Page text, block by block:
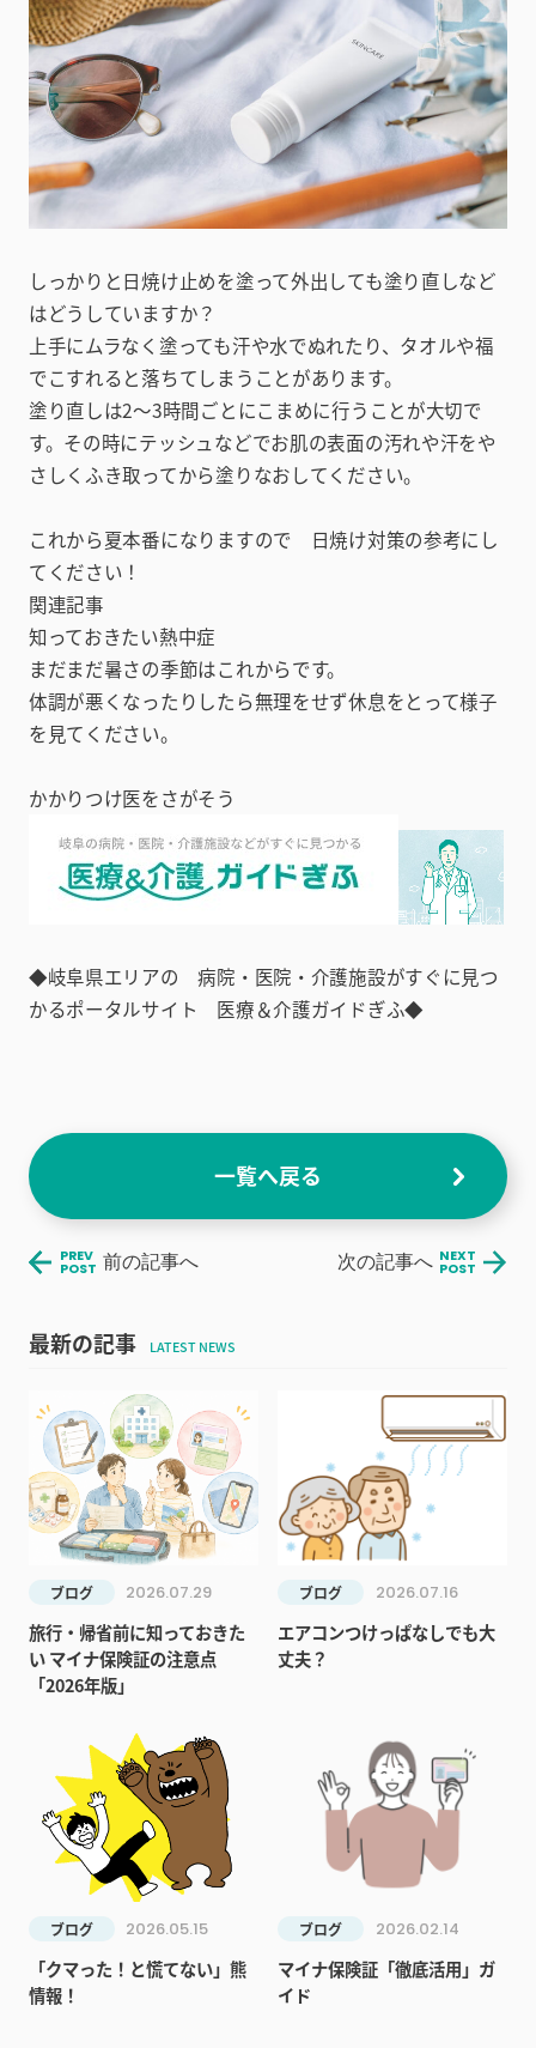
しっかりと日焼け止めを塗って外出しても塗り直しなど
はどうしていますか？
上手にムラなく塗っても汗や水でぬれたり、タオルや福
でこすれると落ちてしまうことがあります。
塗り直しは2～3時間ごとにこまめに行うことが大切で
す。その時にテッシュなどでお肌の表面の汚れや汗をや
さしくふき取ってから塗りなおしてください。
これから夏本番になりますので 日焼け対策の参考にし
てください！
関連記事
知っておきたい熱中症
まだまだ暑さの季節はこれからです。
体調が悪くなったりしたら無理をせず休息をとって様子
を見てください。
かかりつけ医をさがそう
◆岐阜県エリアの 病院・医院・介護施設がすぐに見つ
かるポータルサイト 医療＆介護ガイドぎふ◆
一覧へ戻る
PREV
POST 前の記事へ 次の記事へ NEXT
POST
最新の記事 LATEST NEWS
2026.07.29
ブログ
旅行・帰省前に知っておきた
い マイナ保険証の注意点
「2026年版」
2026.07.16
ブログ
エアコンつけっぱなしでも大
丈夫？
2026.05.15
ブログ
「クマった！と慌てない」熊
情報！
2026.02.14
ブログ
マイナ保険証「徹底活用」ガ
イド